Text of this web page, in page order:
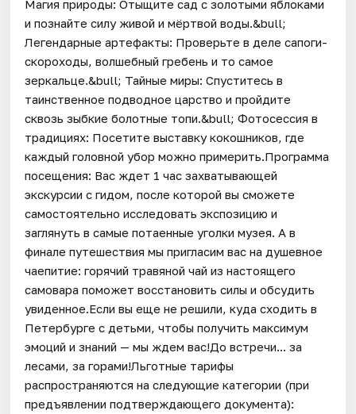
Магия природы: Отыщите сад с золотыми яблоками
и познайте силу живой и мёртвой воды.&bull;
Легендарные артефакты: Проверьте в деле сапоги-
скороходы, волшебный гребень и то самое
зеркальце.&bull; Тайные миры: Спуститесь в
таинственное подводное царство и пройдите
сквозь зыбкие болотные топи.&bull; Фотосессия в
традициях: Посетите выставку кокошников, где
каждый головной убор можно примерить.Программа
посещения: Вас ждет 1 час захватывающей
экскурсии с гидом, после которой вы сможете
самостоятельно исследовать экспозицию и
заглянуть в самые потаенные уголки музея. А в
финале путешествия мы пригласим вас на душевное
чаепитие: горячий травяной чай из настоящего
самовара поможет восстановить силы и обсудить
увиденное.Если вы еще не решили, куда сходить в
Петербурге с детьми, чтобы получить максимум
эмоций и знаний — мы ждем вас!До встречи... за
лесами, за горами!Льготные тарифы
распространяются на следующие категории (при
предъявлении подтверждающего документа):